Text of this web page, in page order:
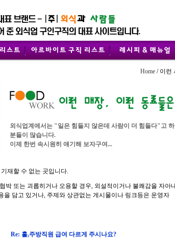
Home/ 이런
외식업계에서는 "일은 힘들지 않은데 사람이 더 힘들다"고
분들이 많습니다.
이제 한번 속시원히 얘기해 보자구여...
재할 수 없는 곳입니다.
박 또는 괴롭히거나 오용할 경우, 외설적이거나 불쾌감을 자아
을 담고 있거나, 주제와 상관없는 게시물이나 링크등은 운영자
Re: 홀,주방직원 급여 다르게 주시나요?